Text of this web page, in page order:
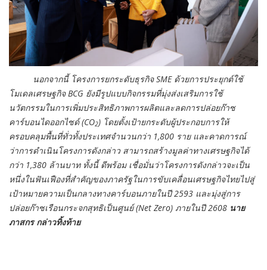
นอกจากนี้ โครงการยกระดับธุรกิจ SME ด้วยการประยุกต์ใช้
โมเดลเศรษฐกิจ BCG ยังมีรูปแบบกิจกรรมที่มุ่งส่งเสริมการใช้
นวัตกรรมในการเพิ่มประสิทธิภาพการผลิตและลดการปล่อยก๊าซ
คาร์บอนไดออกไซด์ (CO2) โดยตั้งเป้ายกระดับผู้ประกอบการให้
ครอบคลุมพื้นที่ทั่วทั้งประเทศจำนวนกว่า 1,800 ราย และคาดการณ์
ว่าการดำเนินโครงการดังกล่าว สามารถสร้างมูลค่าทางเศรษฐกิจได้
กว่า 1,380 ล้านบาท ทั้งนี้ ดีพร้อม เชื่อมั่นว่าโครงการดังกล่าวจะเป็น
หนึ่งในฟันเฟืองที่สำคัญของภาครัฐในการขับเคลื่อนเศรษฐกิจไทยไปสู่
เป้าหมายความเป็นกลางทางคาร์บอนภายในปี 2593 และมุ่งสู่การ
ปล่อยก๊าซเรือนกระจกสุทธิเป็นศูนย์ (Net Zero) ภายในปี 2608 นาย
ภาสกร กล่าวทิ้งท้าย